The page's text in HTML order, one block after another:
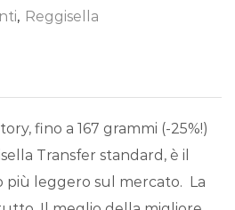
, Reggisella
fino a 167 grammi (-25%!)
Transfer standard, è il
più leggero sul mercato. La